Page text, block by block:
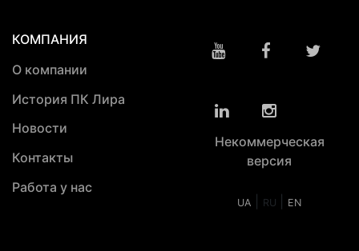
КОМПАНИЯ
О компании
История ПК Лира
Новости
Контакты
Работа у нас
Некоммерческая
версия
UA RU EN